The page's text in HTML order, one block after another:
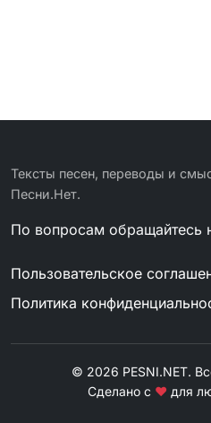
Тексты песен, переводы и
Песни.Нет.
По вопросам обращайтесь
Пользовательское
Политика
© 2026 PESNI.NET.
Сделано с ❤ для